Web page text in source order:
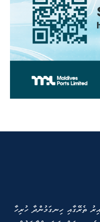
ތެރޭގާއި ހިނގަމުންދާ ހުރިހާ